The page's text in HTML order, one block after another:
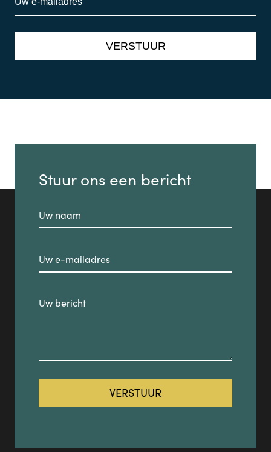
Stuur ons een bericht